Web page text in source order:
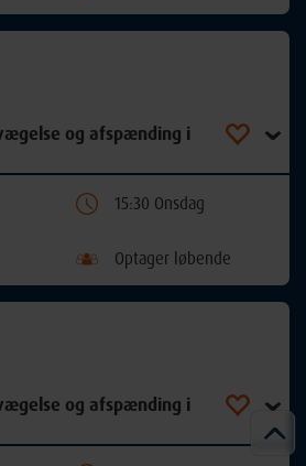
og afspænding i
15:30 Onsdag
Optager løbende
og afspænding i